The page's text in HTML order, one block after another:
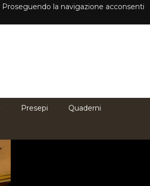
la navigazione acconsenti
Presepi Quaderni